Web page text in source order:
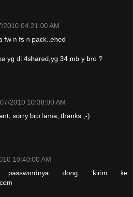
2010 04:21:00 AM
fw n fs n pack..ehed
yg di 4shared,yg 34 mb y bro ?
2010 10:38:00 AM
sorry bro lama, thanks ;-)
10:40:00 AM
passwordnya dong, kirim ke